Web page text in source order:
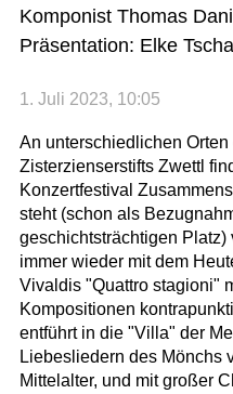
Komponist Thomas
Präsentation: Elke
1. Juli 2023, 10:05
An unterschiedlichen
Zisterzienserstifts Zwettl
Konzertfestival
steht (schon als
geschichtsträchtigen
immer wieder mit dem
Vivaldis "Quattro stagioni"
Kompositionen
entführt in die "Villa" der
Liebesliedern des Mönchs
Mittelalter, und mit großer